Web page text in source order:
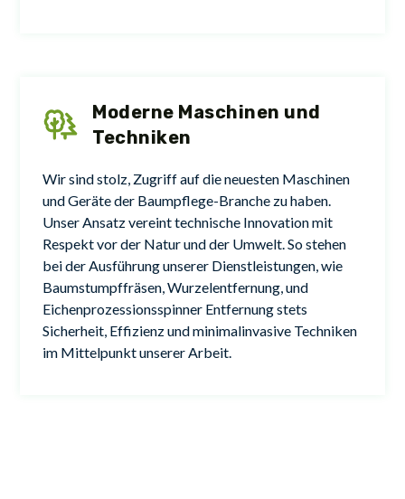
Moderne Maschinen und
Techniken
Wir sind stolz, Zugriff auf die neuesten Maschinen
und Geräte der Baumpflege-Branche zu haben.
Unser Ansatz vereint technische Innovation mit
Respekt vor der Natur und der Umwelt. So stehen
bei der Ausführung unserer Dienstleistungen, wie
Baumstumpffräsen, Wurzelentfernung, und
Eichenprozessionsspinner Entfernung stets
Sicherheit, Effizienz und minimalinvasive Techniken
im Mittelpunkt unserer Arbeit.